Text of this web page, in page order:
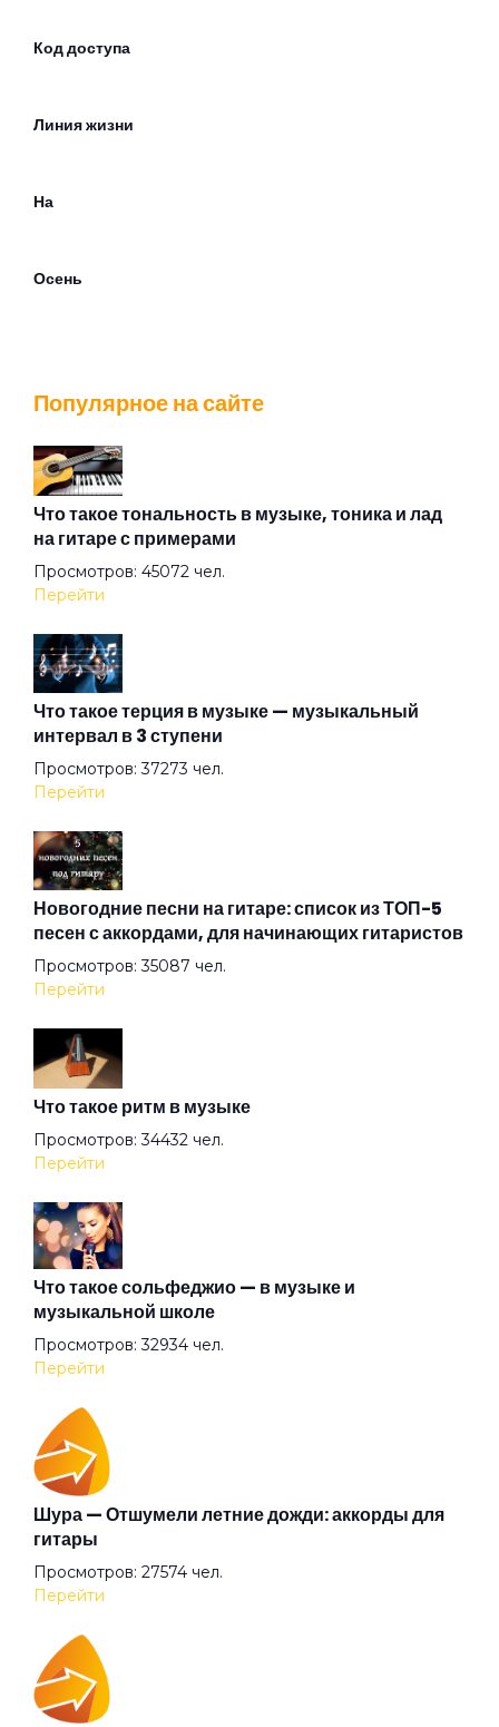
Код доступа
Линия жизни
На
Осень
Против
Радуйся
Романс
Секс и рок-н-ролл
Цветы на майдане
Я живу так...
Популярное на сайте
Что такое тональность в музыке, тоника и лад
на гитаре с примерами
Просмотров: 45072 чел.
Перейти
Что такое терция в музыке — музыкальный
интервал в 3 ступени
Просмотров: 37273 чел.
Перейти
Новогодние песни на гитаре: список из ТОП-5
песен с аккордами, для начинающих гитаристов
Просмотров: 35087 чел.
Перейти
Что такое ритм в музыке
Просмотров: 34432 чел.
Перейти
Что такое сольфеджио — в музыке и
музыкальной школе
Просмотров: 32934 чел.
Перейти
Шура — Отшумели летние дожди: аккорды для
гитары
Просмотров: 27574 чел.
Перейти